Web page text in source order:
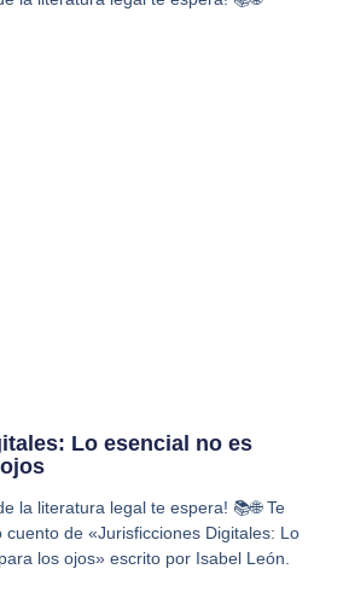
Lo esencial no es
la literatura legal te espera! 📚🌐 Te
cuento de «Jurisficciones Digitales: Lo
los ojos» escrito por Isabel León.